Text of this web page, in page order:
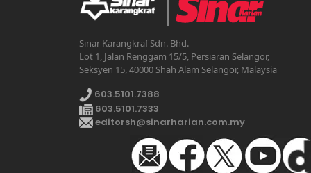
Sinar Karangkraf Sdn. Bhd.
Lot 1, Jalan Renggam 15/5, Persiaran Selangor,
Seksyen 15, 40000 Shah Alam Selangor, Malaysia
603.5101.7388
603.5101.7333
editorsh@sinarharian.com.my